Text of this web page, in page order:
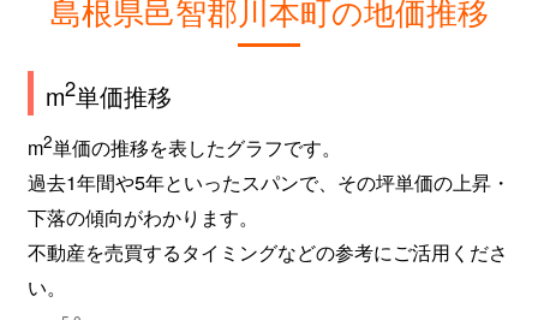
島根県邑智郡川本町の地価推移
m2単価推移
m2単価の推移を表したグラフです。
過去1年間や5年といったスパンで、その坪単価の上昇・
下落の傾向がわかります。
不動産を売買するタイミングなどの参考にご活用くださ
い。